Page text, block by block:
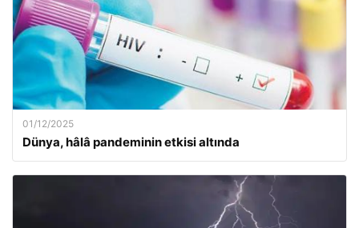
01/12/2025
Dünya, hâlâ pandeminin etkisi altında